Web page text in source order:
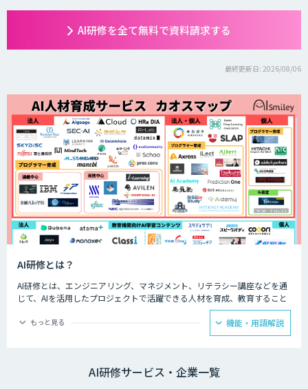
AI研修を全て無料で資料請求する
最終更新日: 2026/08/06
AI研修とは？
AI研修とは、エンジニアリング、マネジメント、リテラシー講座などを通
じて、AIを活用したプロジェクトで活躍できる人材を育成、教育すること
です。AI人材を育成、教育することで、企業のAIプロジェクトを成功させ
るための人材を確保することができます。
AIプロジェクトを推進するチームを作ることができるでしょう。
もっと見る 機能・用語解説
AI研修サービス・企業一覧